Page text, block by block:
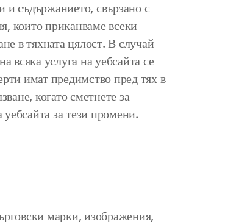
и съдържанието, свързано с
които приканваме всеки
в тяхната цялост. В случай
всяка услуга на уебсайта се
имат предимство пред тях в
когато сметнете за
за тези промени.
марки, изображения,